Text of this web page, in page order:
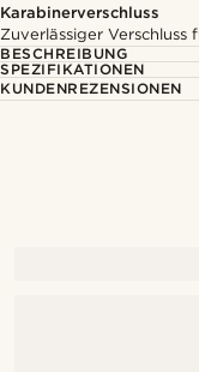
Karabinerverschluss
Zuverlässiger
BESCHREIBUNG
SPEZIFIKATIONEN
KUNDENREZENSIONEN